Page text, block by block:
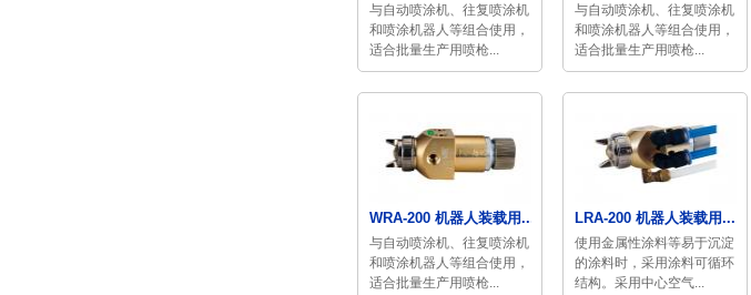
与自动喷涂机、往复喷涂机
和喷涂机器人等组合使用，
适合批量生产用喷枪...
与自动喷涂机、往复喷涂机
和喷涂机器人等组合使用，
适合批量生产用喷枪...
WRA-200 机器人装载用...
与自动喷涂机、往复喷涂机
和喷涂机器人等组合使用，
适合批量生产用喷枪...
LRA-200 机器人装载用...
使用金属性涂料等易于沉淀
的涂料时，采用涂料可循环
结构。采用中心空气...